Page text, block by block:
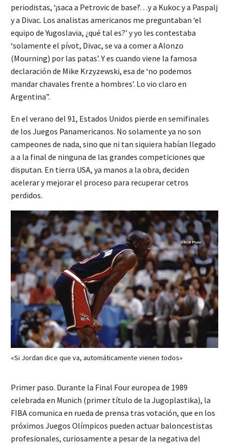
periodistas, ‘¡saca a Petrovic de base!’…y a Kukoc y a Paspalj
y a Divac. Los analistas americanos me preguntaban ‘el
equipo de Yugoslavia, ¿qué tal es?’ y yo les contestaba
‘solamente el pívot, Divac, se va a comer a Alonzo
(Mourning) por las patas’. Y es cuando viene la famosa
declaración de Mike Krzyzewski, esa de ‘no podemos
mandar chavales frente a hombres’. Lo vio claro en
Argentina”.
En el verano del 91, Estados Unidos pierde en semifinales
de los Juegos Panamericanos. No solamente ya no son
campeones de nada, sino que ni tan siquiera habían llegado
a a la final de ninguna de las grandes competiciones que
disputan. En tierra USA, ya manos a la obra, deciden
acelerar y mejorar el proceso para recuperar cetros
perdidos.
«Si Jordan dice que va, automáticamente vienen todos»
Primer paso. Durante la Final Four europea de 1989
celebrada en Munich (primer título de la Jugoplastika), la
FIBA comunica en rueda de prensa tras votación, que en los
próximos Juegos Olímpicos pueden actuar baloncestistas
profesionales, curiosamente a pesar de la negativa del